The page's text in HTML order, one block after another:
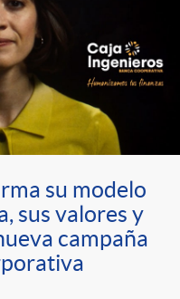
su modelo
sus valores y
campaña